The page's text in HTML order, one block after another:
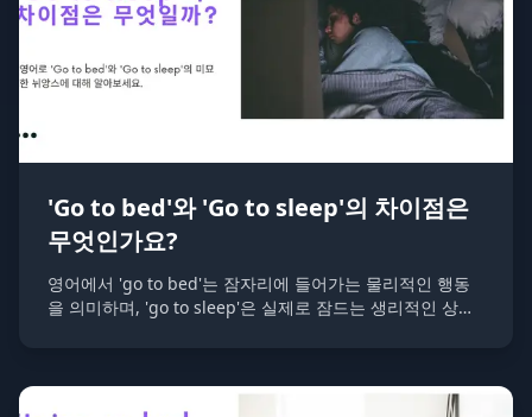
'Go to bed'와 'Go to sleep'의 차이점은
무엇인가요?
영어에서 'go to bed'는 잠자리에 들어가는 물리적인 행동
을 의미하며, 'go to sleep'은 실제로 잠드는 생리적인 상태